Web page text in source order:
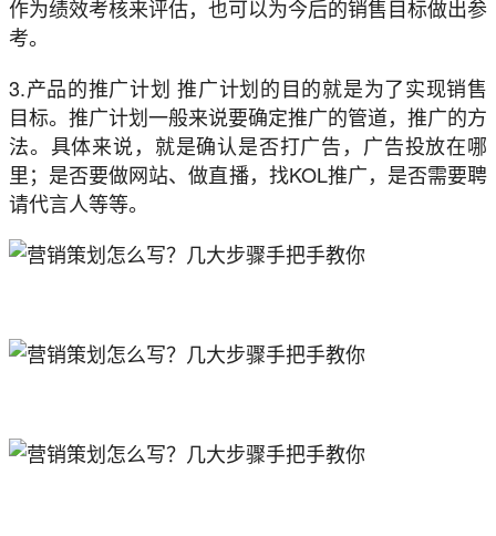
作为绩效考核来评估，也可以为今后的销售目标做出参
考。
3.产品的推广计划 推广计划的目的就是为了实现销售
目标。推广计划一般来说要确定推广的管道，推广的方
法。具体来说，就是确认是否打广告，广告投放在哪
里；是否要做网站、做直播，找KOL推广，是否需要聘
请代言人等等。